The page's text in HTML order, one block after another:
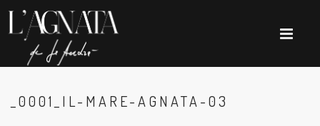
_0001_IL-MARE-AGNATA-03